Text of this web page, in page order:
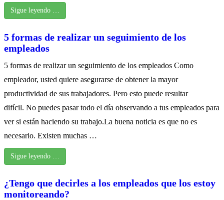
Sigue leyendo …
5 formas de realizar un seguimiento de los
empleados
5 formas de realizar un seguimiento de los empleados Como
empleador, usted quiere asegurarse de obtener la mayor
productividad de sus trabajadores. Pero esto puede resultar
difícil. No puedes pasar todo el día observando a tus empleados para
ver si están haciendo su trabajo.La buena noticia es que no es
necesario. Existen muchas …
Sigue leyendo …
¿Tengo que decirles a los empleados que los estoy
monitoreando?